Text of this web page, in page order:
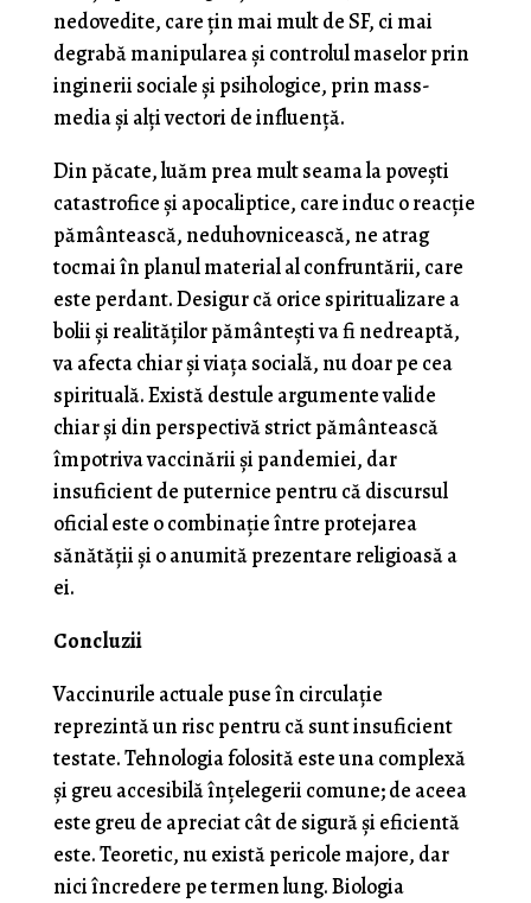
nedovedite, care țin mai mult de SF, ci mai
degrabă manipularea și controlul maselor prin
inginerii sociale și psihologice, prin mass-
media și alți vectori de influență.
Din păcate, luăm prea mult seama la povești
catastrofice și apocaliptice, care induc o reacție
pământească, neduhovnicească, ne atrag
tocmai în planul material al confruntării, care
este perdant. Desigur că orice spiritualizare a
bolii și realităților pământești va fi nedreaptă,
va afecta chiar și viața socială, nu doar pe cea
spirituală. Există destule argumente valide
chiar și din perspectivă strict pământească
împotriva vaccinării și pandemiei, dar
insuficient de puternice pentru că discursul
oficial este o combinație între protejarea
sănătății și o anumită prezentare religioasă a
ei.
Concluzii
Vaccinurile actuale puse în circulație
reprezintă un risc pentru că sunt insuficient
testate. Tehnologia folosită este una complexă
și greu accesibilă înțelegerii comune; de aceea
este greu de apreciat cât de sigură și eficientă
este. Teoretic, nu există pericole majore, dar
nici încredere pe termen lung. Biologia